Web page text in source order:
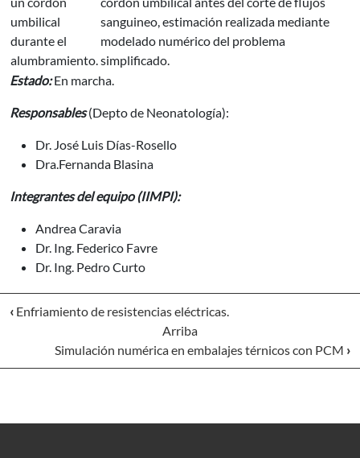
umbilical
durante el
alumbramiento.
sanguineo, estimación realizada mediante
modelado numérico del problema
simplificado.
Estado:En marcha.
Responsables(Depto de Neonatología):
Dr. José Luis Días-Rosello
Dra.Fernanda Blasina
Integrantes del equipo (IIMPI):
Andrea Caravia
Dr. Ing. Federico Favre
Dr. Ing. Pedro Curto
‹ Enfriamiento de resistencias eléctricas.
Arriba
Simulación numérica en embalajes térnicos con PCM ›